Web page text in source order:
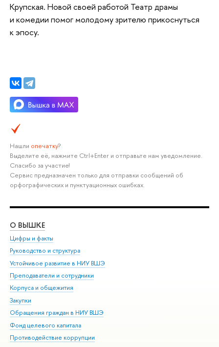
Крупская. Новой своей работой Театр драмы
и комедии помог молодому зрителю прикоснуться
к эпосу.
Нашли опечатку?
Выделите её, нажмите Ctrl+Enter и отправьте нам уведомление.
Спасибо за участие!
Сервис предназначен только для отправки сообщений об
орфографических и пунктуационных ошибках.
О ВЫШКЕ
Цифры и факты
Руководство и структура
Устойчивое развитие в НИУ ВШЭ
Преподаватели и сотрудники
Корпуса и общежития
Закупки
Обращения граждан в НИУ ВШЭ
Фонд целевого капитала
Противодействие коррупции